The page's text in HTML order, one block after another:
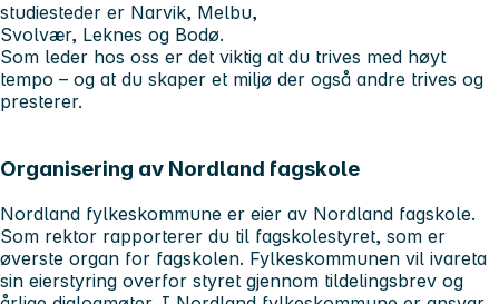
studiesteder er Narvik, Melbu,
Svolvær, Leknes og Bodø.
Som leder hos oss er det viktig at du trives med høyt
tempo – og at du skaper et miljø der også andre trives og
presterer.
Organisering av Nordland fagskole
Nordland fylkeskommune er eier av Nordland fagskole.
Som rektor rapporterer du til fagskolestyret, som er
øverste organ for fagskolen. Fylkeskommunen vil ivareta
sin eierstyring overfor styret gjennom tildelingsbrev og